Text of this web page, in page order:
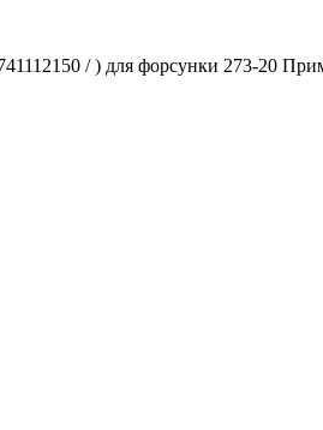
/ ) для форсунки 273-20